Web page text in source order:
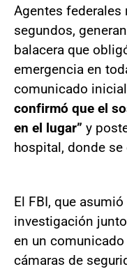
Agentes
segundos,
balacera que
emergencia en
comunicado
confirmó que el
en el lugar” y
hospital, donde
El FBI, que
investigación
en un
cámaras de